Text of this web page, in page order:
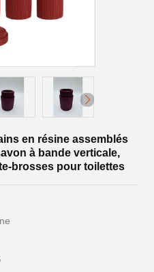
en résine assemblés
à bande verticale,
brosses pour toilettes